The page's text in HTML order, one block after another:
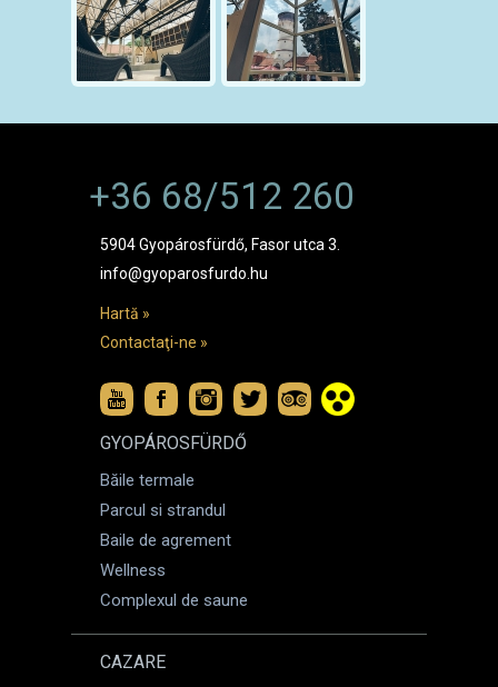
+36 68/512 260
5904 Gyopárosfürdő, Fasor utca 3.
info@gyoparosfurdo.hu
Hartă »
Contactaţi-ne »
GYOPÁROSFÜRDŐ
Băile termale
Parcul si strandul
Baile de agrement
Wellness
Complexul de saune
CAZARE